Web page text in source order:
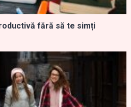
fără să te simți